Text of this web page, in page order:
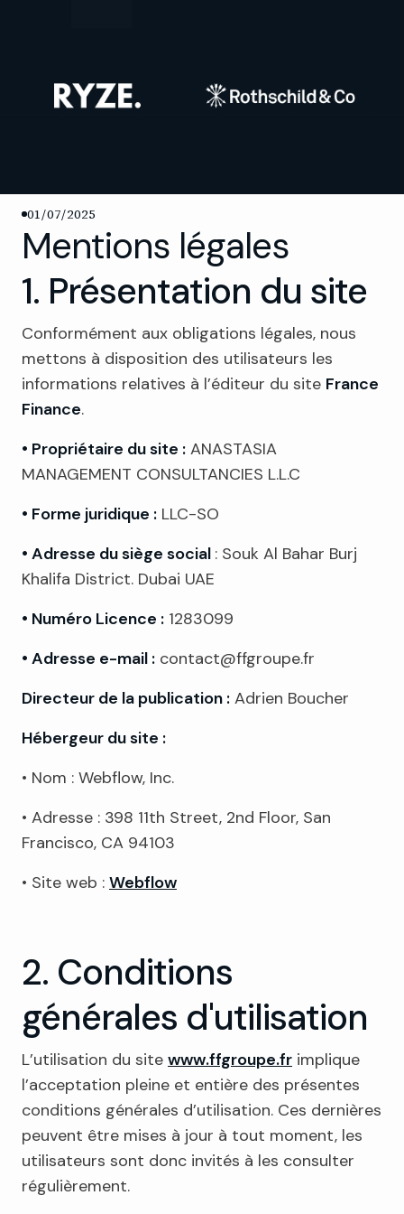
01/07/2025
Mentions légales
1. Présentation du site
Conformément aux obligations légales, nous
mettons à disposition des utilisateurs les
informations relatives à l’éditeur du site France
Finance.
• Propriétaire du site : ANASTASIA
MANAGEMENT CONSULTANCIES L.L.C
• Forme juridique : LLC-SO
• Adresse du siège social : Souk Al Bahar Burj
Khalifa District. Dubai UAE
• Numéro Licence : 1283099
• Adresse e-mail : contact@ffgroupe.fr
Directeur de la publication : Adrien Boucher
Hébergeur du site :
• Nom : Webflow, Inc.
• Adresse : 398 11th Street, 2nd Floor, San
Francisco, CA 94103
• Site web : Webflow
2. Conditions
générales d'utilisation
L’utilisation du site www.ffgroupe.fr implique
l’acceptation pleine et entière des présentes
conditions générales d’utilisation. Ces dernières
peuvent être mises à jour à tout moment, les
utilisateurs sont donc invités à les consulter
régulièrement.